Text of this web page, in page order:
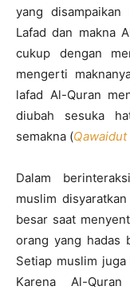
yang disampaikan
Lafad dan makna
cukup dengan
mengerti
lafad Al-Quran
diubah sesuka
semakna (Qawaidut
Dalam
muslim
besar saat
orang yang hadas
Setiap muslim
Karena Al-